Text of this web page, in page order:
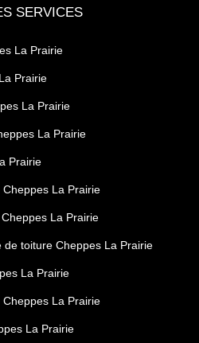
SERVICES
La Prairie
Prairie
La Prairie
La Prairie
Prairie
La Prairie
La Prairie
de toiture Cheppes La Prairie
La Prairie
La Prairie
La Prairie